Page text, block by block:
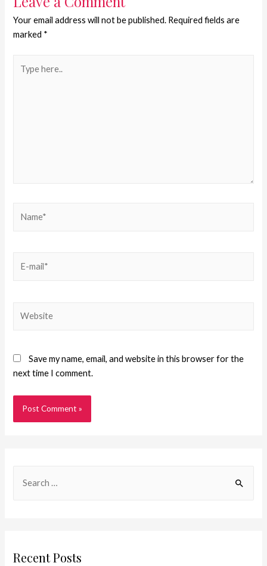
Your email address will not be published. Required fields are
marked *
Save my name, email, and website in this browser for the
next time I comment.
Recent Posts